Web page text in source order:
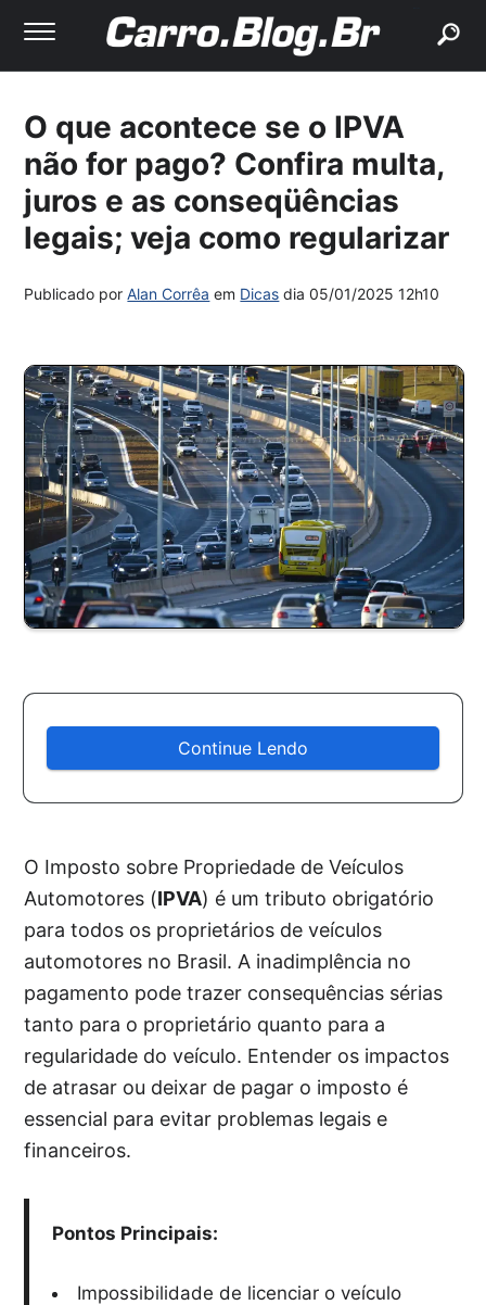
O que acontece se o IPVA
não for pago? Confira multa,
juros e as conseqüências
legais; veja como regularizar
Publicado porAlan Corrêa em Dicas dia05/01/2025 12h10
Continue Lendo
O Imposto sobre Propriedade de Veículos
Automotores (IPVA) é um tributo obrigatório
para todos os proprietários de veículos
automotores no Brasil. A inadimplência no
pagamento pode trazer consequências sérias
tanto para o proprietário quanto para a
regularidade do veículo. Entender os impactos
de atrasar ou deixar de pagar o imposto é
essencial para evitar problemas legais e
financeiros.
Pontos Principais:
Impossibilidade de licenciar o veículo